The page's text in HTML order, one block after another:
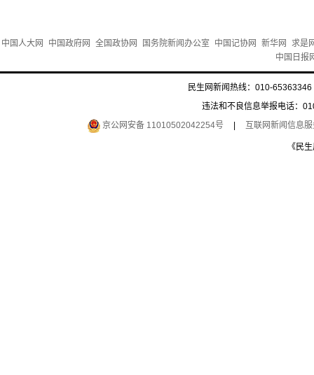
中国人大网 中国政府网 全国政协网 国务院新闻办公室 中国记协网 新华网
求是
中国日报
民生网新闻热线：010-
违法和不良信息举报电话：
京公网安备 11010502042254号
互联网新闻信息
《民